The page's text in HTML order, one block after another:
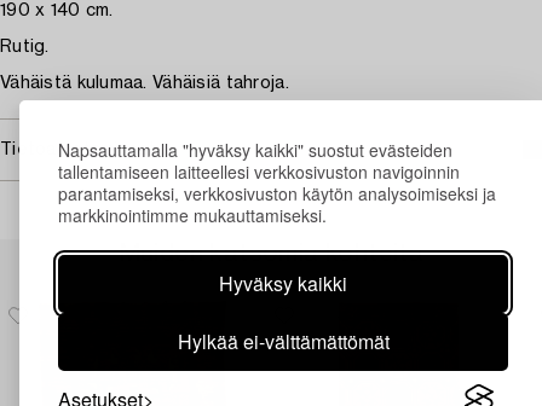
Napsauttamalla "hyväksy kaikki" suostut evästeiden
tallentamiseen laitteellesi verkkosivuston navigoinnin
parantamiseksi, verkkosivuston käytön analysoimiseksi ja
markkinointimme mukauttamiseksi.
Hyväksy kaikki
Hylkää ei-välttämättömät
Asetukset
190 x 140 cm.
Rutig.
Vähäistä kulumaa. Vähäisiä tahroja.
Tietoa ostamisesta
Muiden katsomia kohteita